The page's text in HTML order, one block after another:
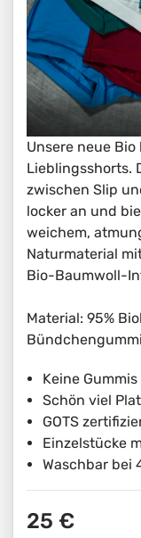
Unsere neue
Lieblingsshorts.
zwischen Slip
locker an und
weichem,
Naturmaterial
Bio-Baumwoll-
Material: 95%
Keine
Schön viel
GOTS
Einzelstücke
Waschbar bei
25 €